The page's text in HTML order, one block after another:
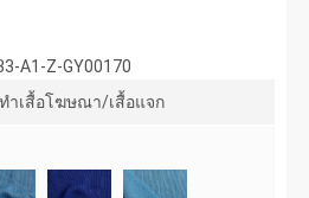
A1-Z-GY00170
ำเสื้อโฆษณา/เสื้อแจก